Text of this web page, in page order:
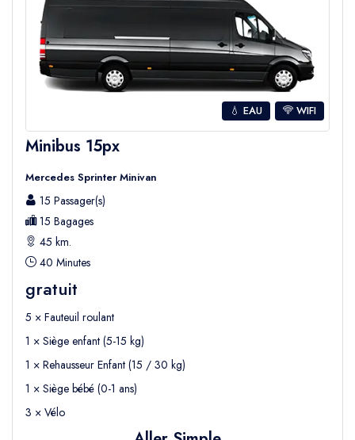
À votre arrivée à
l’aéroport d’Antalya
chauffeur ou représentant vous attendraà la
sortie du terminal avec un panneau
portant votre nom ou le logo de Seja
Votre chauffeur vous aidera avec vos bagages
et vous accompagnera jusqu’à votre véhicule
pour rejoindre votre hôtel à Belek en tout
confort.
Transfert retour de Belek vers l’aéroport
réception de votre hôtel ou au point de
rendez-vous indiqué au moins 10 minutes
avant l’heure de prise en charge prévue
L’heure de prise en charge sera organisée en
fonction
💧 EAU WIFI
Minibus 15px
Mercedes Sprinter Minivan
15 Passager(s)
15 Bagages
45 km.
40 Minutes
gratuit
5 × Fauteuil roulant
1 × Siège enfant (5-15 kg)
1 × Rehausseur Enfant (15 / 30 kg)
1 × Siège bébé (0-1 ans)
3 × Vélo